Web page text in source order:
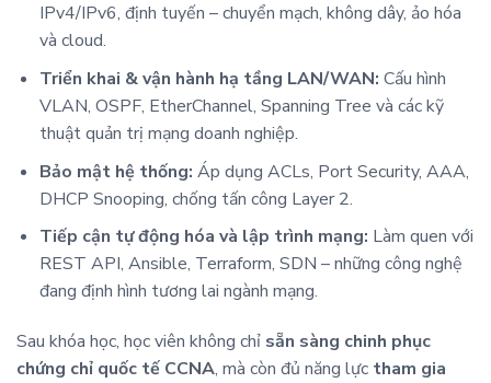
IPv4/IPv6, định tuyến – chuyển mạch, không dây, ảo hóa
và cloud.
Triển khai & vận hành hạ tầng LAN/WAN: Cấu hình
VLAN, OSPF, EtherChannel, Spanning Tree và các kỹ
thuật quản trị mạng doanh nghiệp.
Bảo mật hệ thống: Áp dụng ACLs, Port Security, AAA,
DHCP Snooping, chống tấn công Layer 2.
Tiếp cận tự động hóa và lập trình mạng: Làm quen với
REST API, Ansible, Terraform, SDN – những công nghệ
đang định hình tương lai ngành mạng.
Sau khóa học, học viên không chỉ sẵn sàng chinh phục
chứng chỉ quốc tế CCNA, mà còn đủ năng lực tham gia